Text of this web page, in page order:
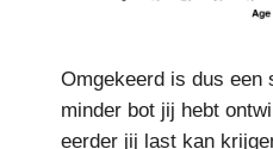
Omgekeerd is dus een
minder bot jij hebt
eerder jij last kan